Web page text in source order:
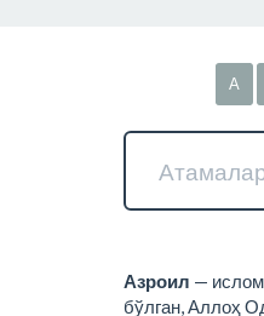
А
Азроил —
бўлган, Аллоҳ